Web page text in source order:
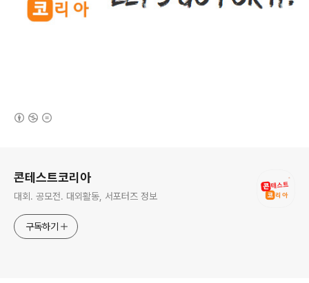
콘테스트코리아
대회. 공모전. 대외활동, 서포터즈 정보
구독하기